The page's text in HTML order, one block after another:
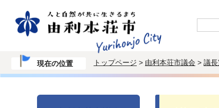
現在の位置 トップページ > 由利本荘市議会 > 議